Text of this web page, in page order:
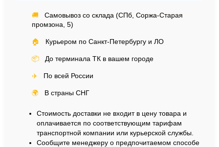
🚚
Самовывоз со склада (СПб, Соржа-Старая
промзона, 5)
🏠 Курьером по Санкт-Петербургу и ЛО
📦 До терминала ТК в вашем городе
✈️ По всей России
🌍 В страны СНГ
Стоимость доставки не входит в цену товара и
оплачивается по соответствующим тарифам
транспортной компании или курьерской службы.
Сообщите менеджеру о предпочитаемом способе